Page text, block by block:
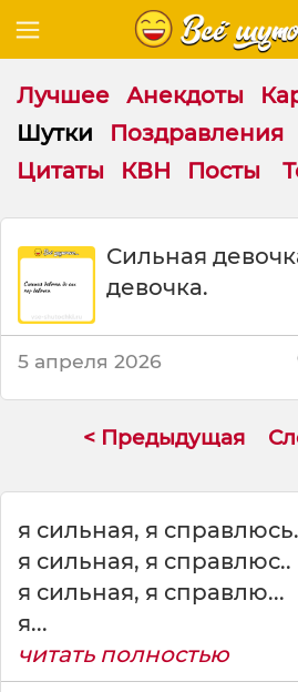
Лучшее Анекдоты
Шутки
Поздравления
Цитаты
КВН Посты
а
к
Сильная
девочка.
5 апреля 2026
< Предыдущая
я сильная, я справлюсь.
я сильная, я справлюс..
я сильная, я справлю...
я...
читать полностью